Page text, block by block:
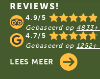
REVIEWS!
4.9/5
Gebaseerd op
4.7/5
Gebaseerd op 1252+
LEES MEER